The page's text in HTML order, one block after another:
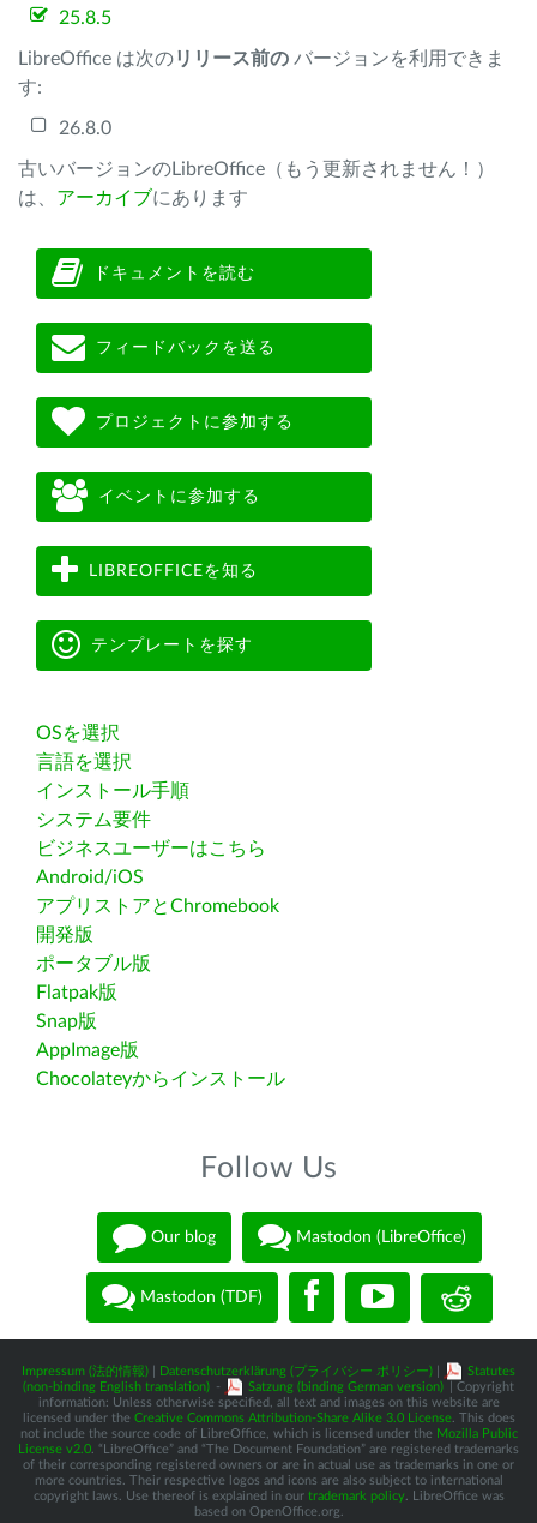
25.8.5
LibreOffice は次のリリース前の バージョンを利用できま
す:
26.8.0
古いバージョンのLibreOffice（もう更新されません！）
は、 アーカイブにあります
ドキュメントを読む
フィードバックを送る
プロジェクトに参加する
イベントに参加する
LIBREOFFICEを知る
テンプレートを探す
OSを選択
言語を選択
インストール手順
システム要件
ビジネスユーザーはこちら
Android/iOS
アプリストアとChromebook
開発版
ポータブル版
Flatpak版
Snap版
AppImage版
Chocolateyからインストール
Follow Us
Our blog Mastodon (LibreOffice)
Mastodon (TDF)
Impressum (法的情報) Datenschutzerklärung (プライバシー ポリシー)
Statutes
(non-binding English translation) - Satzung (binding German version)
| Copyright
information: Unless otherwise specified, all text and images on this website are
licensed under the Creative Commons Attribution-Share Alike 3.0 License. This does
not include the source code of LibreOffice, which is licensed under the Mozilla Public
License v2.0 . “LibreOffice” and “The Document Foundation” are registered trademarks
of their corresponding registered owners or are in actual use as trademarks in one or
more countries. Their respective logos and icons are also subject to international
copyright laws. Use thereof is explained in our trademark policy. LibreOffice was
based on OpenOffice.org.